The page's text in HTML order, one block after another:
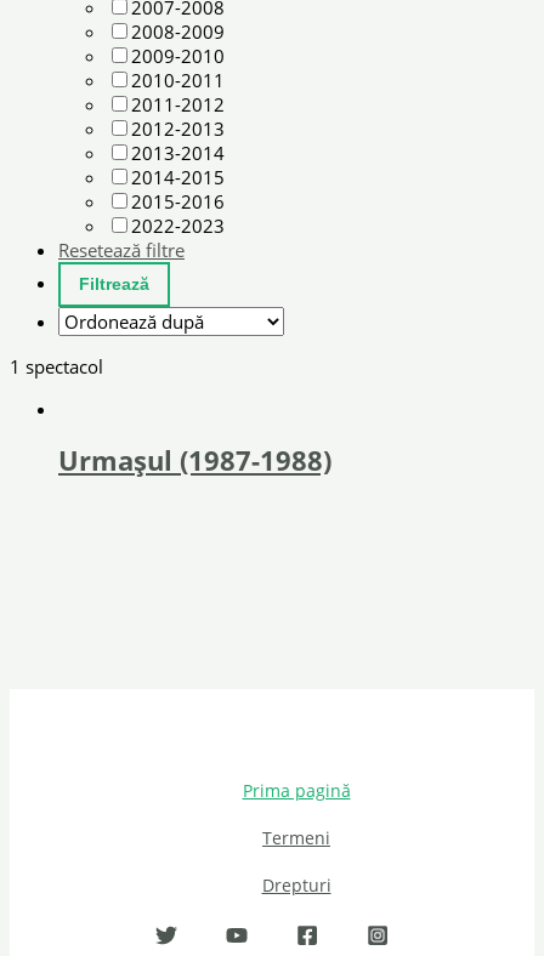
2007-2008
2008-2009
2009-2010
2010-2011
2011-2012
2012-2013
2013-2014
2014-2015
2015-2016
2022-2023
Resetează filtre
1 spectacol
Urmașul (1987-1988)
Prima pagină
Termeni
Drepturi